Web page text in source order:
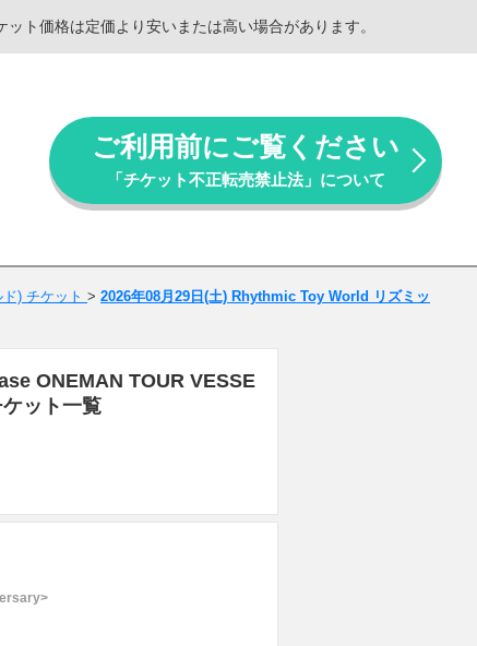
ト価格は定価より安いまたは高い場合があります。
ご利用前にご覧ください
「チケット不正転売禁止法」について
) チケット > 2026年08月29日(土) Rhythmic Toy World リズミッ
ONEMAN TOUR VESSE
ット一覧